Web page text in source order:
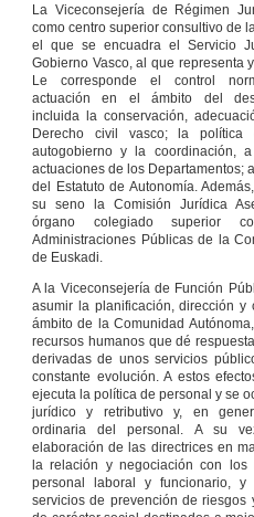
La Viceconsejería de Régimen
como centro superior consultivo de
el que se encuadra el Servicio
Gobierno Vasco, al que representa
Le corresponde el control
actuación en el ámbito del
incluida la conservación,
Derecho civil vasco; la política
autogobierno y la coordinación,
actuaciones de los Departamentos;
del Estatuto de Autonomía.
su seno la Comisión Jurídica
órgano colegiado superior
Administraciones Públicas de la
de Euskadi.
A la Viceconsejería de Función
asumir la planificación, dirección y
ámbito de la Comunidad
recursos humanos que dé
derivadas de unos servicios
constante evolución. A estos
ejecuta la política de personal y se
jurídico y retributivo y, en
ordinaria del personal. A su
elaboración de las directrices en
la relación y negociación con los
personal laboral y funcionario,
servicios de prevención de riesgos